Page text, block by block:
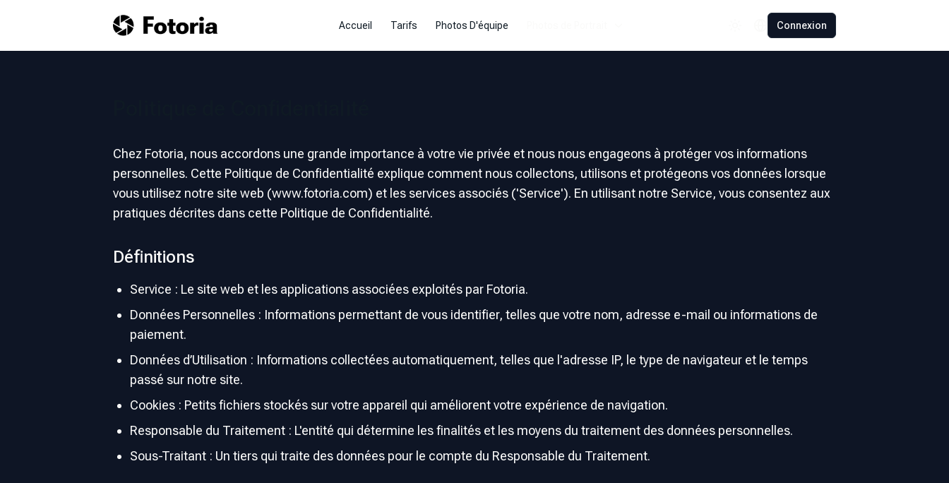
Accueil Tarifs Photos D'équipe
Español
Polski
Türkçe
中文
Connexion
Chez Fotoria, nous accordons une grande importance à votre vie privée et nous nous engageons à protéger vos informations
personnelles. Cette Politique de Confidentialité explique comment nous collectons, utilisons et protégeons vos données lorsque
vous utilisez notre site web (www.fotoria.com) et les services associés ('Service'). En utilisant notre Service, vous consentez aux
pratiques décrites dans cette Politique de Confidentialité.
Définitions
Service : Le site web et les applications associées exploités par Fotoria.
Données Personnelles : Informations permettant de vous identifier, telles que votre nom, adresse e-mail ou informations de
paiement.
Données d’Utilisation : Informations collectées automatiquement, telles que l'adresse IP, le type de navigateur et le temps
passé sur notre site.
Cookies : Petits fichiers stockés sur votre appareil qui améliorent votre expérience de navigation.
Responsable du Traitement : L'entité qui détermine les finalités et les moyens du traitement des données personnelles.
Sous-Traitant : Un tiers qui traite des données pour le compte du Responsable du Traitement.